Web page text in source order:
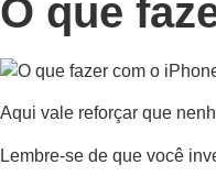
O que
Aqui vale reforçar que
Lembre-se de que você